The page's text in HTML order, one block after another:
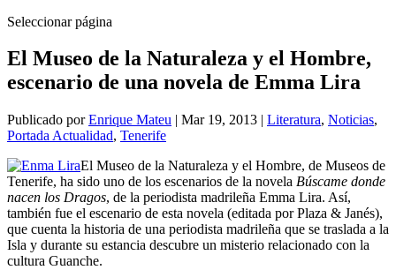
Seleccionar página
El Museo de la Naturaleza y el Hombre,
escenario de una novela de Emma Lira
Publicado porEnrique Mateu | Mar 19, 2013 | Literatura, Noticias,
Portada Actualidad, Tenerife
El Museo de la Naturaleza y el Hombre, de Museos de
Tenerife, ha sido uno de los escenarios de la novela Búscame donde
nacen los Dragos, de la periodista madrileña Emma Lira. Así,
también fue el escenario de esta novela (editada por Plaza & Janés),
que cuenta la historia de una periodista madrileña que se traslada a la
Isla y durante su estancia descubre un misterio relacionado con la
cultura Guanche.